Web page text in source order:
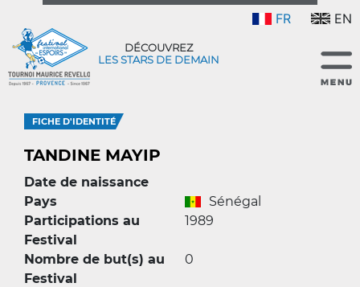
FR EN
DÉCOUVREZ
LES STARS DE DEMAIN
FICHE D'IDENTITÉ
TANDINE MAYIP
Date de naissance
Pays
Sénégal
Participations au
Festival
1989
Nombre de but(s) au
Festival
0